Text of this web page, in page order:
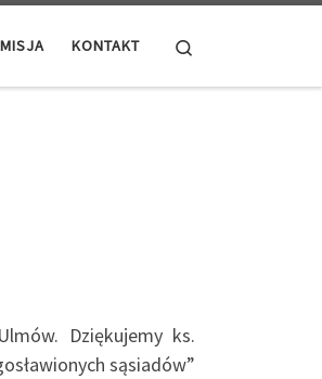
KONTAKT
Dziękujemy ks.
sąsiadów”